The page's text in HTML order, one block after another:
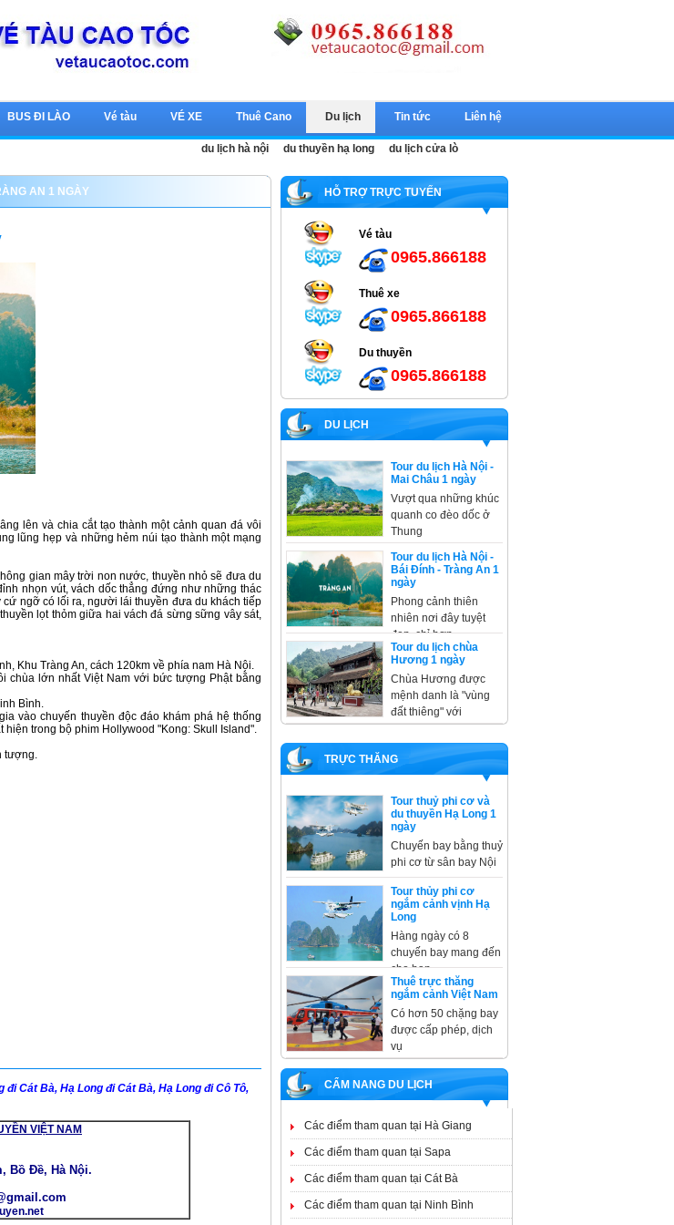
BUS ĐI LÀO Vé tàu VÉ XE Thuê Cano Du lịch
du lịch hà nội du thuyền hạ long du lịch cửa lò
Tin tức Liên hệ
AN 1 NGÀY
lên và chia cắt tạo thành một cảnh quan đá vôi
lũng hẹp và những hẻm núi tạo thành một mạng
gian mây trời non nước, thuyền nhỏ sẽ đưa du
nhọn vút, vách dốc thẳng đứng như những thác
ngỡ có lối ra, người lái thuyền đưa du khách tiếp
lọt thỏm giữa hai vách đá sừng sững vây sát,
Khu Tràng An, cách 120km về phía nam Hà Nội.
chùa lớn nhất Việt Nam với bức tượng Phật bằng
Bình.
vào chuyến thuyền độc đáo khám phá hệ thống
trong bộ phim Hollywood "Kong: Skull Island".
tượng.
Cát Bà, Hạ Long đi Cát Bà, Hạ Long đi Cô Tô,
VIỆT NAM
Bồ Đề, Hà Nội.
HỖ TRỢ TRỰC TUYẾN
Vé tàu
0965.866188
Thuê xe
0965.866188
Du thuyền
0965.866188
DU LỊCH
Tour du lịch Hà Nội -
Mai Châu 1 ngày
Vượt qua những khúc
quanh co đèo dốc ở
Thung
Tour du lịch Hà Nội -
Bái Đính - Tràng An 1
ngày
Phong cảnh thiên
nhiên nơi đây tuyệt
đẹp, chỉ hơn
Tour du lịch chùa
Hương 1 ngày
Chùa Hương được
mệnh danh là "vùng
đất thiêng" với
TRỰC THĂNG
Tour thuỷ phi cơ và
du thuyền Hạ Long 1
ngày
Chuyến bay bằng thuỷ
phi cơ từ sân bay Nội
Tour thủy phi cơ
ngắm cảnh vịnh Hạ
Long
Hàng ngày có 8
chuyến bay mang đến
cho bạn
Thuê trực thăng
ngắm cảnh Việt Nam
Có hơn 50 chặng bay
được cấp phép, dịch
vụ
CẨM NANG DU LỊCH
Các điểm tham quan tại Hà Giang
Các điểm tham quan tại Sapa
Các điểm tham quan tại Cát Bà
Các điểm tham quan tại Ninh Bình